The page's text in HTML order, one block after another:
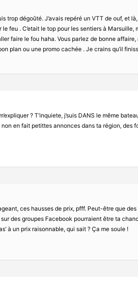
trop dégoûté. J’avais repéré un VTT de ouf, et
le feu . C’etait le top pour les sentiers à Marsuille,
faire le fou haha. Vous parlez de bonne
plan ou une promo cachée . Je crains qu’il
? T’inquiete, j’suis DANS le même
non en fait petittes annonces dans ta région, des
ces hausses de prix, pfff. Peut-être que
des groupes Facebook pourraient être ta
à un prix raisonnable, qui sait ? Ça me soule !